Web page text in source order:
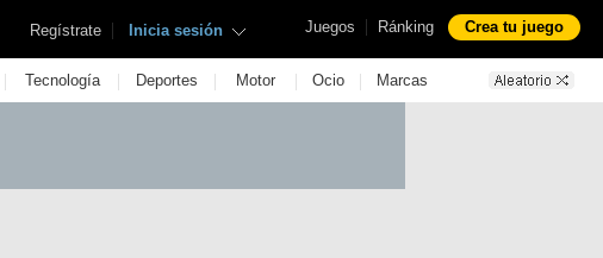
Juegos | Ránking Crea tu juego
Regístrate | Inicia sesión
| Tecnología | Deportes | Motor | Ocio | Marcas